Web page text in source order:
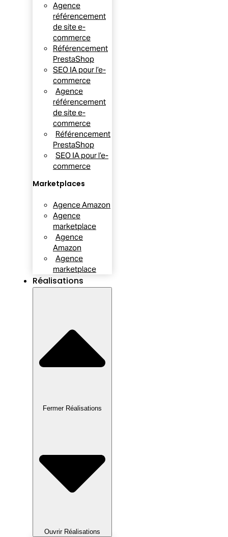
Agence
référencement
de site e-
commerce
Référencement
PrestaShop
SEO IA pour l’e-
commerce
Agence
référencement
de site e-
commerce
Référencement
PrestaShop
SEO IA pour l’e-
commerce
Marketplaces
Agence Amazon
Agence
marketplace
Agence
Amazon
Agence
marketplace
Réalisations
Fermer Réalisations
Ouvrir Réalisations